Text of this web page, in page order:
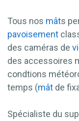
Tous nos mâts
pavoisement
des caméras de
des accessoires
condtions
temps (mât de
Spécialiste du